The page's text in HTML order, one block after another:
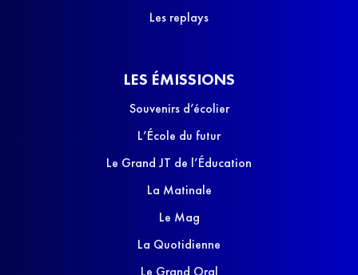
Les replays
LES ÉMISSIONS
Souvenirs d’écolier
L’École du futur
Le Grand JT de l’Éducation
La Matinale
Le Mag
La Quotidienne